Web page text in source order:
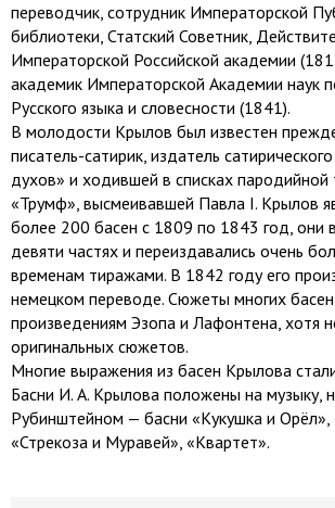
переводчик, сотрудник Императорской
библиотеки, Статский Советник,
Императорской Российской академии
академик Императорской Академии наук
Русского языка и словесности (1841).
В молодости Крылов был известен
писатель-сатирик, издатель
духов» и ходившей в списках пародийной
«Трумф», высмеивавшей Павла I. Крылов
более 200 басен с 1809 по 1843 год, они
девяти частях и переиздавались очень
временам тиражами. В 1842 году его
немецком переводе. Сюжеты многих
произведениям Эзопа и Лафонтена, хотя
оригинальных сюжетов.
Многие выражения из басен Крылова
Басни И. А. Крылова положены на музыку,
Рубинштейном — басни «Кукушка и Орёл»,
«Стрекоза и Муравей», «Квартет».